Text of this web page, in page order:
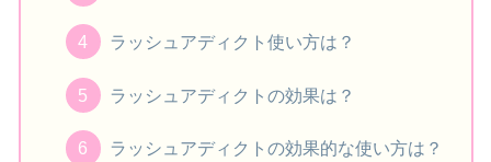
ラッシュアディクト使い方は？
ラッシュアディクトの効果は？
ラッシュアディクトの効果的な使い方は？